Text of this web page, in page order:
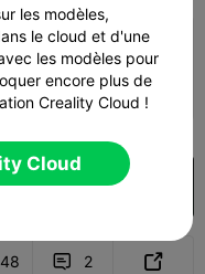
15% infill
1 plates  103.98g
Creality Cloud
 2 
les modèles,
le cloud et d'une
les modèles pour
encore plus de
Creality Cloud !
Cloud